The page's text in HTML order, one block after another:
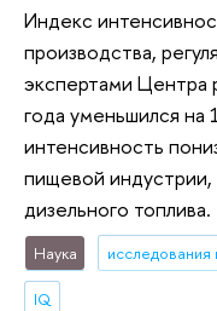
Индекс
производства,
экспертами
года уменьшился
интенсивность
пищевой индустрии,
дизельного топлива.
Наука исследования
IQ